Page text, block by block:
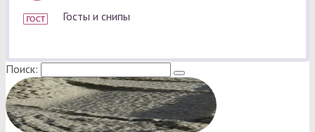
Госты и снипы
Поиск: